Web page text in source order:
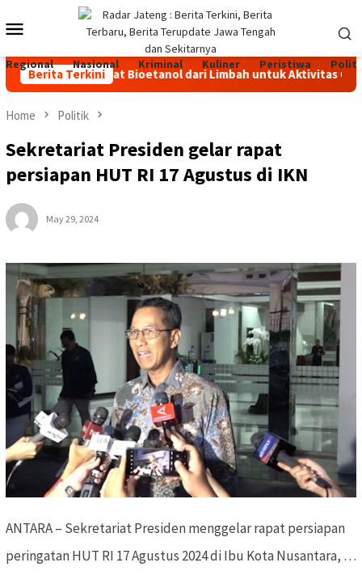
to
Mobile
Menu
Regional Nasional Kriminal Kuliner Peristiwa
Berita Terkini
Bakar Padat Bioetanol dari Limbah untuk Aktivitas Outdoor
Home Politik
Sekretariat Presiden gelar rapat
persiapan HUT RI 17 Agustus di IKN
May 29, 2024
ANTARA – Sekretariat Presiden menggelar rapat persiapan
peringatan HUT RI 17 Agustus 2024 di Ibu Kota Nusantara, …